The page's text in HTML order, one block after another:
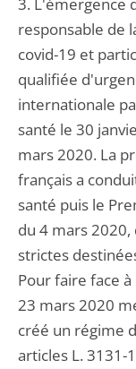
responsable de
covid-19 et
qualifiée
internationale
santé le 30
mars 2020. La
français a
santé puis le
du 4 mars
strictes
Pour faire face
23 mars 2020
créé un régime
articles L. 3131-